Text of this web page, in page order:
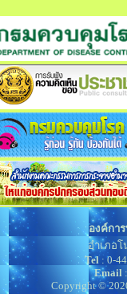
องค์กา
อำเภอ
Tel: 0-
Email
Copyright ©